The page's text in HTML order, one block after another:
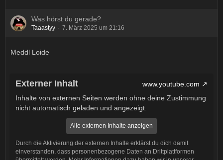
Was hörst du gerade?
Taaastyy 7. März 2025 um 21:16
Meddl Loide
Externer Inhalt
www.youtube.com
Inhalte von externen Seiten werden ohne deine Zustimmung
nicht automatisch geladen und angezeigt.
Alle externen Inhalte anzeigen
Durch die Aktivierung der externen Inhalte erklärst du dich damit
einverstanden, dass personenbezogene Daten an Drittplattformen